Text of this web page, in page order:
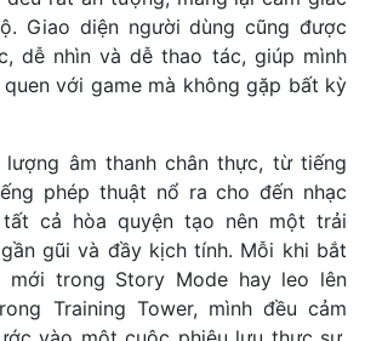
Giao diện người dùng cũng được
dễ nhìn và dễ thao tác, giúp mình
quen với game mà không gặp bất kỳ
âm thanh chân thực, từ tiếng
phép thuật nổ ra cho đến nhạc
tất cả hòa quyện tạo nên một trải
gũi và đầy kịch tính. Mỗi khi bắt
mới trong Story Mode hay leo lên
Training Tower, mình đều cảm